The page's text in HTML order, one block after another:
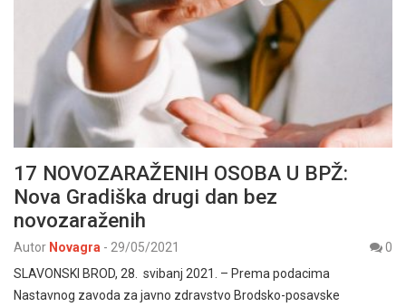
17 NOVOZARAŽENIH OSOBA U BPŽ:
Nova Gradiška drugi dan bez
novozaraženih
Autor Novagra - 29/05/2021
0
SLAVONSKI BROD, 28. svibanj 2021. – Prema podacima
Nastavnog zavoda za javno zdravstvo Brodsko-posavske